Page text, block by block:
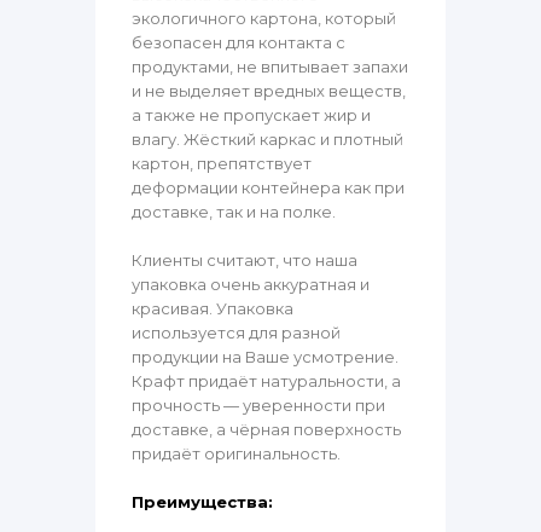
экологичного картона, который
безопасен для контакта с
продуктами, не впитывает запахи
и не выделяет вредных веществ,
а также не пропускает жир и
влагу. Жёсткий каркас и плотный
картон, препятствует
деформации контейнера как при
доставке, так и на полке.
Клиенты считают, что наша
упаковка очень аккуратная и
красивая. Упаковка
используется для разной
продукции на Ваше усмотрение.
Крафт придаёт натуральности, а
прочность — уверенности при
доставке, а чёрная поверхность
придаёт оригинальность.
Преимущества: